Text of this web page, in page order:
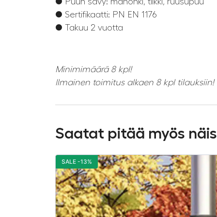
● Sertifikaatti: PN EN 1176
● Takuu 2 vuotta
Minimimäärä 8 kpl!
Ilmainen toimitus alkaen 8 kpl tilauksiin!
Saatat pitää myös
SALE -13%